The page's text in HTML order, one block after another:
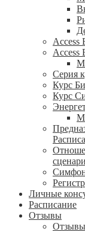
Access
Access
Серия
Курс
Курс
Личные
Расписание
Отзывы
Отзывы